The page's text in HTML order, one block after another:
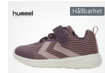
like
Join
us
Sport
Hållbarhet
Teknologi
Hållbarhet